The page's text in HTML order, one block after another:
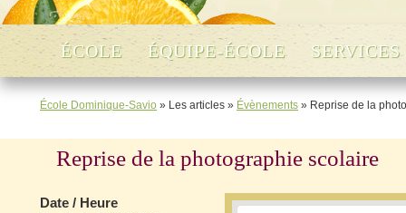
ÉCOLE ÉQUIPE-ÉCOLE SERVICES
École Dominique-Savio » Les articles » Évènements » Reprise de la
Reprise de la photographie scolaire
Date / Heure